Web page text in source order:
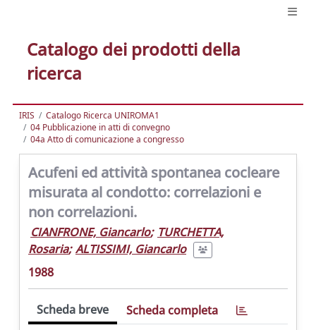
Catalogo dei prodotti della
ricerca
IRIS
Catalogo Ricerca UNIROMA1
04 Pubblicazione in atti di convegno
04a Atto di comunicazione a congresso
Acufeni ed attività spontanea cocleare
misurata al condotto: correlazioni e
non correlazioni.
CIANFRONE, Giancarlo; TURCHETTA,
Rosaria; ALTISSIMI, Giancarlo
1988
Scheda breve Scheda completa